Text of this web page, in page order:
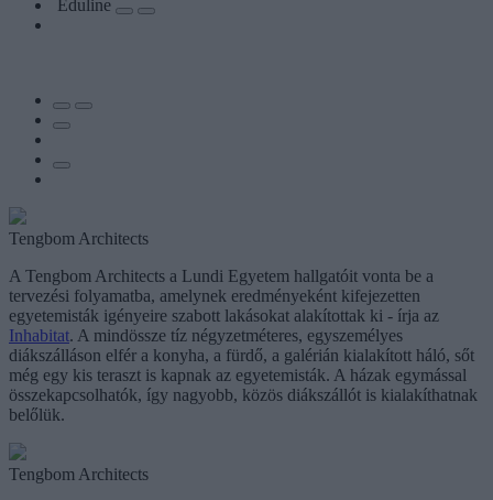
Eduline
Tengbom Architects
A Tengbom Architects a Lundi Egyetem hallgatóit vonta be a
tervezési folyamatba, amelynek eredményeként kifejezetten
egyetemisták igényeire szabott lakásokat alakítottak ki - írja az
Inhabitat. A mindössze tíz négyzetméteres, egyszemélyes
diákszálláson elfér a konyha, a fürdő, a galérián kialakított háló, sőt
még egy kis teraszt is kapnak az egyetemisták. A házak egymással
összekapcsolhatók, így nagyobb, közös diákszállót is kialakíthatnak
belőlük.
Tengbom Architects